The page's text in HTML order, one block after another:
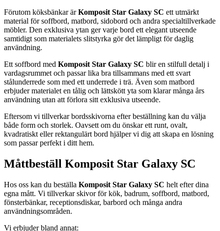
Förutom köksbänkar ärKomposit Star Galaxy SC ett utmärkt
material för soffbord, matbord, sidobord och andra specialtillverkade
möbler. Den exklusiva ytan ger varje bord ett elegant utseende
samtidigt som materialets slitstyrka gör det lämpligt för daglig
användning.
Ett soffbord med Komposit Star Galaxy SC blir en stilfull detalj i
vardagsrummet och passar lika bra tillsammans med ett svart
stålunderrede som med ett underrede i trä. Även som matbord
erbjuder materialet en tålig och lättskött yta som klarar många års
användning utan att förlora sitt exklusiva utseende.
Eftersom vi tillverkar bordsskivorna efter beställning kan du välja
både form och storlek. Oavsett om du önskar ett runt, ovalt,
kvadratiskt eller rektangulärt bord hjälper vi dig att skapa en lösning
som passar perfekt i ditt hem.
Måttbeställ Komposit Star Galaxy SC
Hos oss kan du beställa Komposit Star Galaxy SC helt efter dina
egna mått. Vi tillverkar skivor för kök, badrum, soffbord, matbord,
fönsterbänkar, receptionsdiskar, barbord och många andra
användningsområden.
Vi erbjuder bland annat: